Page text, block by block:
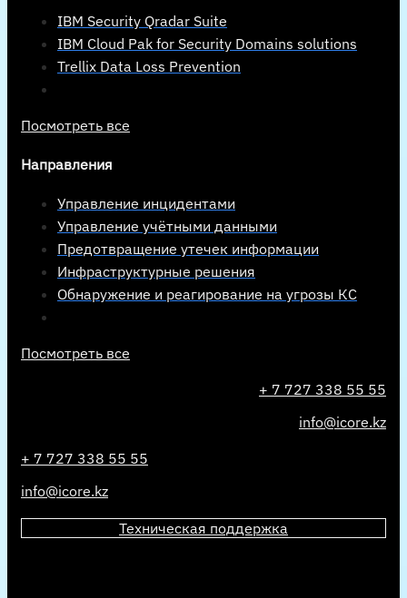
IBM Security Qradar Suite
IBM Cloud Pak for Security Domains solutions
Trellix Data Loss Prevention
Посмотреть все
Направления
Управление инцидентами
Управление учётными данными
Предотвращение утечек информации
Инфраструктурные решения
Обнаружение и реагирование на угрозы КС
Посмотреть все
+ 7 727 338 55 55
info@icore.kz
+ 7 727 338 55 55
info@icore.kz
Техническая поддержка